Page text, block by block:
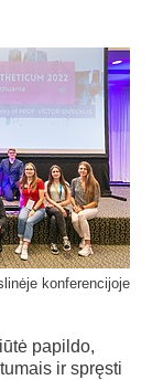
konferencijoje
papildo,
ir spręsti